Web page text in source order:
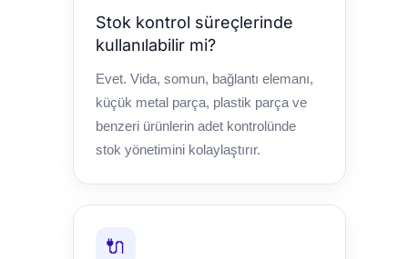
Stok kontrol süreçlerinde
kullanılabilir mi?
Evet. Vida, somun, bağlantı elemanı,
küçük metal parça, plastik parça ve
benzeri ürünlerin adet kontrolünde
stok yönetimini kolaylaştırır.
🔌